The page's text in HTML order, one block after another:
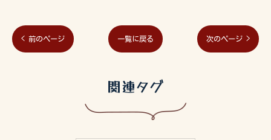
< 前のページ 一覧に戻る 次のページ >
関連タグ